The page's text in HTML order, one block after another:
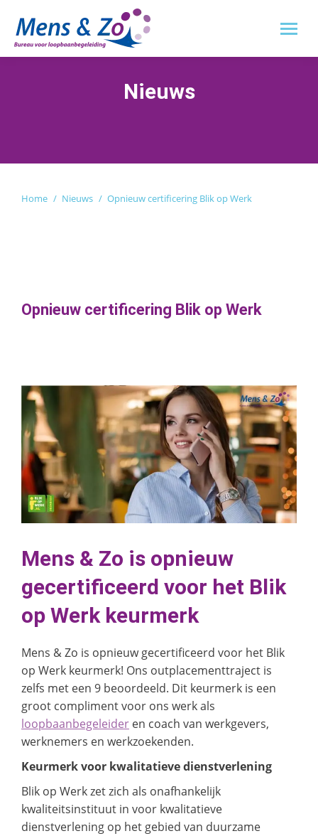
Nieuws
Home Nieuws Opnieuw certificering Blik op Werk
Opnieuw certificering Blik op Werk
Mens & Zo is opnieuw
gecertificeerd voor het Blik
op Werk keurmerk
Mens & Zo is opnieuw gecertificeerd voor het Blik
op Werk keurmerk! Ons outplacementtraject is
zelfs met een 9 beoordeeld. Dit keurmerk is een
groot compliment voor ons werk als
loopbaanbegeleider en coach van werkgevers,
werknemers en werkzoekenden.
Keurmerk voor kwalitatieve dienstverlening
Blik op Werk zet zich als onafhankelijk
kwaliteitsinstituut in voor kwalitatieve
dienstverlening op het gebied van duurzame